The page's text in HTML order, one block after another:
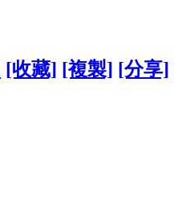
[收藏] [複製] [分享]